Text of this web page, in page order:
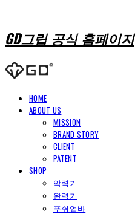
GD그립 공식 홈페이지
HOME
ABOUT US
MISSION
BRAND STORY
CLIENT
PATENT
SHOP
악력기
완력기
푸쉬업바